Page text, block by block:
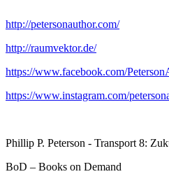
http://petersonauthor.com/
http://raumvektor.de/
https://www.facebook.com/
https://www.instagram.com/
Phillip P. Peterson - Transport 8:
BoD – Books on Demand